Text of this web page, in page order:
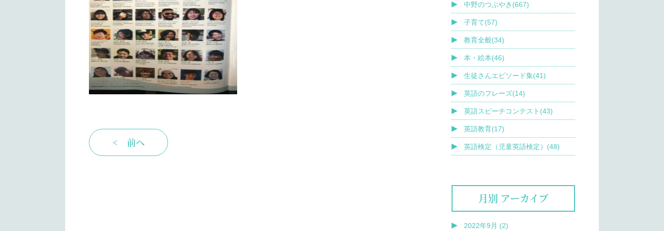
< 前へ
中野のつぶやき(667)
子育て(57)
教育全般(34)
本・絵本(46)
生徒さんエピソード集(41)
英語のフレーズ(14)
英語スピーチコンテスト(43)
英語教育(17)
英語検定（児童英語検定）(48)
月別 アーカイブ
2022年9月 (2)